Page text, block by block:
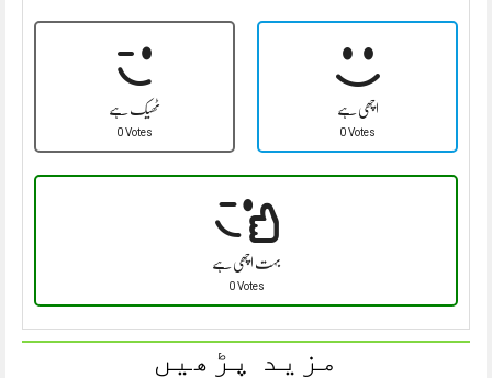
ٹھیک ہے
0 Votes
اچھی ہے
0 Votes
بہت اچھی ہے
0 Votes
مزید پڑھیں